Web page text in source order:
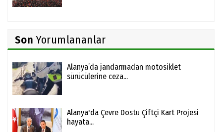
Son Yorumlananlar
Alanya’da jandarmadan motosiklet
sürücülerine ceza...
Alanya'da Çevre Dostu Çiftçi Kart Projesi
hayata...